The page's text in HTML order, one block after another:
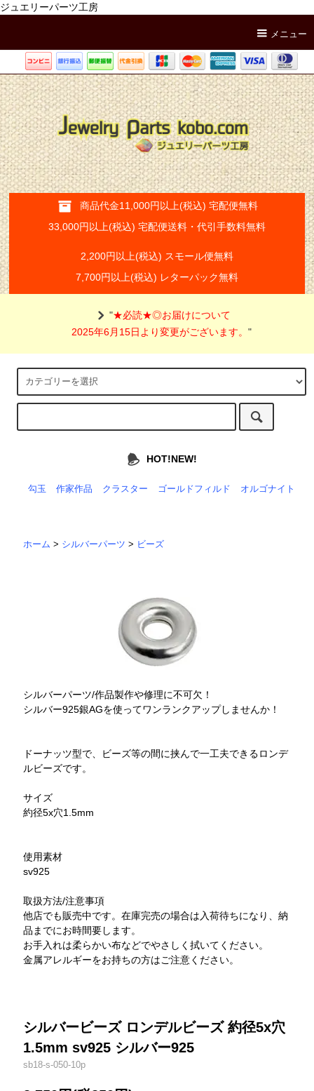
ジュエリーパーツ工房
メニュー
商品代金11,000円以上(税込) 宅配便無料
33,000円以上(税込) 宅配便送料・代引手数料無料
2,200円以上(税込) スモール便無料
7,700円以上(税込) レターパック無料
"★必読★◎お届けについて
2025年6月15日より変更がございます。"
HOT!NEW!
勾玉 作家作品 クラスター ゴールドフィルド オルゴナイト
ホーム > シルバーパーツ > ビーズ
シルバーパーツ/作品製作や修理に不可欠！
シルバー925銀AGを使ってワンランクアップしませんか！
ドーナッツ型で、ビーズ等の間に挟んで一工夫できるロンデ
ルビーズです。
サイズ
約径5x穴1.5mm
使用素材
sv925
取扱方法/注意事項
他店でも販売中です。在庫完売の場合は入荷待ちになり、納
品までにお時間要します。
お手入れは柔らかい布などでやさしく拭いてください。
金属アレルギーをお持ちの方はご注意ください。
シルバービーズ ロンデルビーズ 約径5x穴
1.5mm sv925 シルバー925
sb18-s-050-10p